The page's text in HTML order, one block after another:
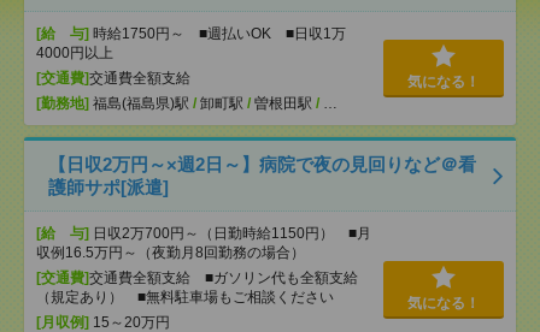
[給 与] 時給1750円～ ■週払いOK ■日収1万
4000円以上
[交通費]交通費全額支給
[勤務地] 福島(福島県)駅 / 卸町駅 / 曽根田駅 / …
気になる！
【日収2万円～×週2日～】病院で夜の見回りなど＠看
護師サポ[派遣]
[給 与] 日収2万700円～（日勤時給1150円） ■月
収例16.5万円～（夜勤月8回勤務の場合）
[交通費]交通費全額支給 ■ガソリン代も全額支給
（規定あり） ■無料駐車場もご相談ください
[月収例] 15～20万円
気になる！